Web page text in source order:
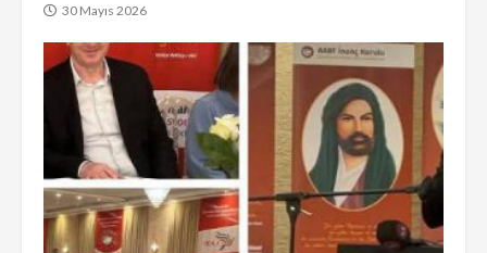
30 Mayıs 2026